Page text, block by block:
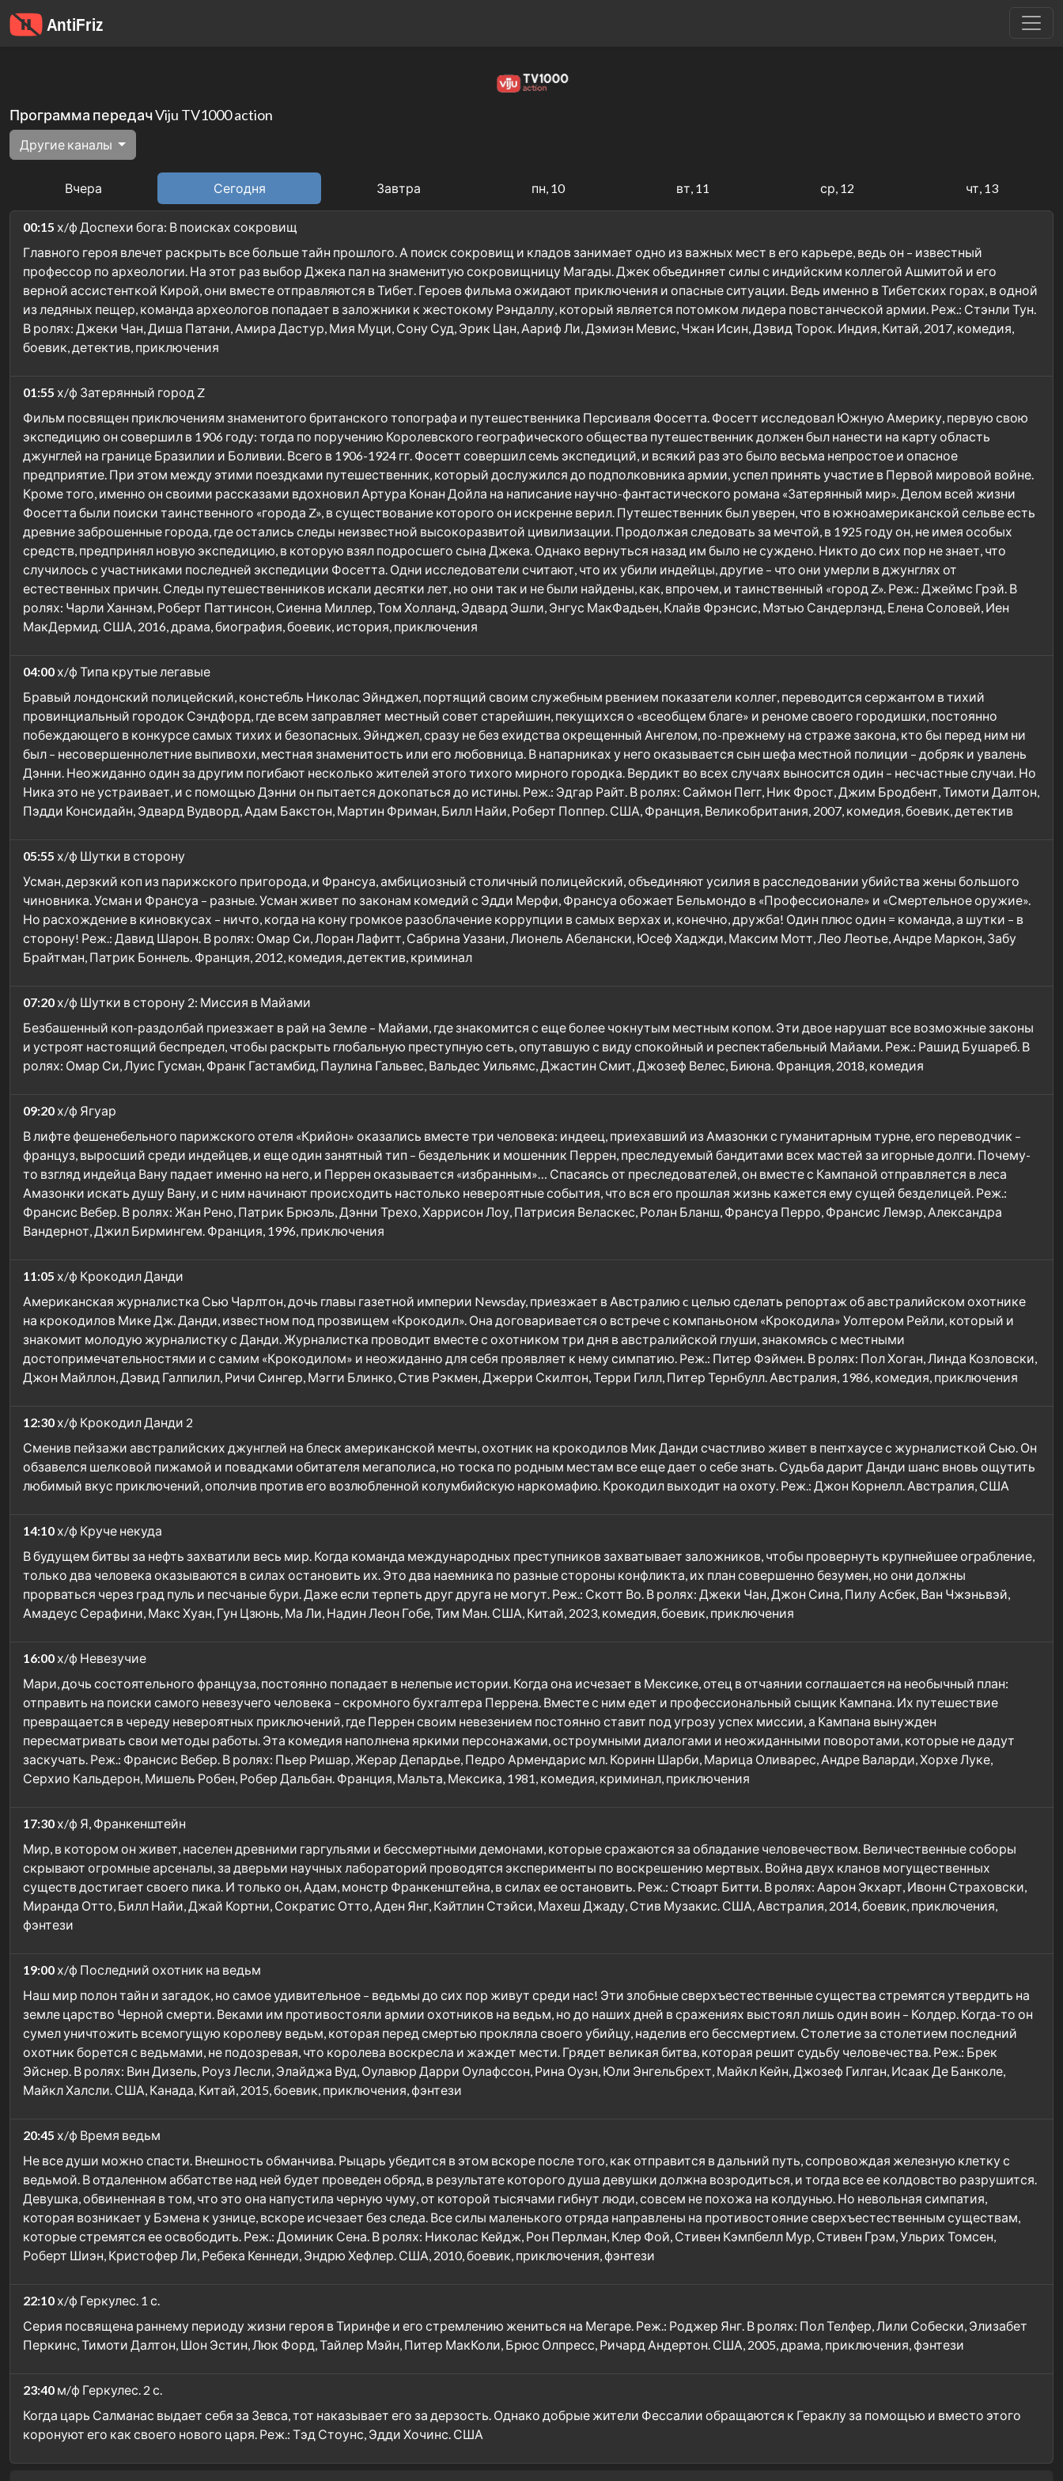
Программа передач Viju TV1000 action
Другие каналы
Вчера Сегодня Завтра пн, 10 вт, 11 ср, 12 чт, 13
00:15 х/ф Доспехи бога: В поисках сокровищ
Главного героя влечет раскрыть все больше тайн прошлого. А поиск сокровищ и кладов занимает одно из важных мест в его карьере, ведь он – известный
профессор по археологии. На этот раз выбор Джека пал на знаменитую сокровищницу Магады. Джек объединяет силы с индийским коллегой Ашмитой и его
верной ассистенткой Кирой, они вместе отправляются в Тибет. Героев фильма ожидают приключения и опасные ситуации. Ведь именно в Тибетских горах, в одной
из ледяных пещер, команда археологов попадает в заложники к жестокому Рэндаллу, который является потомком лидера повстанческой армии. Реж.: Стэнли Тун.
В ролях: Джеки Чан, Диша Патани, Амира Дастур, Мия Муци, Сону Суд, Эрик Цан, Аариф Ли, Дэмиэн Мевис, Чжан Исин, Дэвид Торок. Индия, Китай, 2017, комедия,
боевик, детектив, приключения
01:55 х/ф Затерянный город Z
Фильм посвящен приключениям знаменитого британского топографа и путешественника Персиваля Фосетта. Фосетт исследовал Южную Америку, первую свою
экспедицию он совершил в 1906 году: тогда по поручению Королевского географического общества путешественник должен был нанести на карту область
джунглей на границе Бразилии и Боливии. Всего в 1906-1924 гг. Фосетт совершил семь экспедиций, и всякий раз это было весьма непростое и опасное
предприятие. При этом между этими поездками путешественник, который дослужился до подполковника армии, успел принять участие в Первой мировой войне.
Кроме того, именно он своими рассказами вдохновил Артура Конан Дойла на написание научно-фантастического романа «Затерянный мир». Делом всей жизни
Фосетта были поиски таинственного «города Z», в существование которого он искренне верил. Путешественник был уверен, что в южноамериканской сельве есть
древние заброшенные города, где остались следы неизвестной высокоразвитой цивилизации. Продолжая следовать за мечтой, в 1925 году он, не имея особых
средств, предпринял новую экспедицию, в которую взял подросшего сына Джека. Однако вернуться назад им было не суждено. Никто до сих пор не знает, что
случилось с участниками последней экспедиции Фосетта. Одни исследователи считают, что их убили индейцы, другие – что они умерли в джунглях от
естественных причин. Следы путешественников искали десятки лет, но они так и не были найдены, как, впрочем, и таинственный «город Z». Реж.: Джеймс Грэй. В
ролях: Чарли Ханнэм, Роберт Паттинсон, Сиенна Миллер, Том Холланд, Эдвард Эшли, Энгус МакФадьен, Клайв Фрэнсис, Мэтью Сандерлэнд, Елена Соловей, Иен
МакДермид. США, 2016, драма, биография, боевик, история, приключения
04:00 х/ф Типа крутые легавые
Бравый лондонский полицейский, констебль Николас Эйнджел, портящий своим служебным рвением показатели коллег, переводится сержантом в тихий
провинциальный городок Сэндфорд, где всем заправляет местный совет старейшин, пекущихся о «всеобщем благе» и реноме своего городишки, постоянно
побеждающего в конкурсе самых тихих и безопасных. Эйнджел, сразу не без ехидства окрещенный Ангелом, по-прежнему на страже закона, кто бы перед ним ни
был – несовершеннолетние выпивохи, местная знаменитость или его любовница. В напарниках у него оказывается сын шефа местной полиции – добряк и увалень
Дэнни. Неожиданно один за другим погибают несколько жителей этого тихого мирного городка. Вердикт во всех случаях выносится один – несчастные случаи. Но
Ника это не устраивает, и с помощью Дэнни он пытается докопаться до истины. Реж.: Эдгар Райт. В ролях: Саймон Пегг, Ник Фрост, Джим Бродбент, Тимоти Далтон,
Пэдди Консидайн, Эдвард Вудворд, Адам Бакстон, Мартин Фриман, Билл Найи, Роберт Поппер. США, Франция, Великобритания, 2007, комедия, боевик, детектив
05:55 х/ф Шутки в сторону
Усман, дерзкий коп из парижского пригорода, и Франсуа, амбициозный столичный полицейский, объединяют усилия в расследовании убийства жены большого
чиновника. Усман и Франсуа – разные. Усман живет по законам комедий с Эдди Мерфи, Франсуа обожает Бельмондо в «Профессионале» и «Смертельное оружие».
Но расхождение в киновкусах – ничто, когда на кону громкое разоблачение коррупции в самых верхах и, конечно, дружба! Один плюс один = команда, а шутки – в
сторону! Реж.: Давид Шарон. В ролях: Омар Си, Лоран Лафитт, Сабрина Уазани, Лионель Абелански, Юсеф Хаджди, Максим Мотт, Лео Леотье, Андре Маркон, Забу
Брайтман, Патрик Боннель. Франция, 2012, комедия, детектив, криминал
07:20 х/ф Шутки в сторону 2: Миссия в Майами
Безбашенный коп-раздолбай приезжает в рай на Земле – Майами, где знакомится с еще более чокнутым местным копом. Эти двое нарушат все возможные законы
и устроят настоящий беспредел, чтобы раскрыть глобальную преступную сеть, опутавшую с виду спокойный и респектабельный Майами. Реж.: Рашид Бушареб. В
ролях: Омар Си, Луис Гусман, Франк Гастамбид, Паулина Гальвес, Вальдес Уильямс, Джастин Смит, Джозеф Велес, Биюна. Франция, 2018, комедия
09:20 х/ф Ягуар
В лифте фешенебельного парижского отеля «Крийон» оказались вместе три человека: индеец, приехавший из Амазонки с гуманитарным турне, его переводчик –
француз, выросший среди индейцев, и еще один занятный тип – бездельник и мошенник Перрен, преследуемый бандитами всех мастей за игорные долги. Почему-
то взгляд индейца Вану падает именно на него, и Перрен оказывается «избранным»… Спасаясь от преследователей, он вместе с Кампаной отправляется в леса
Амазонки искать душу Вану, и с ним начинают происходить настолько невероятные события, что вся его прошлая жизнь кажется ему сущей безделицей. Реж.:
Франсис Вебер. В ролях: Жан Рено, Патрик Брюэль, Дэнни Трехо, Харрисон Лоу, Патрисия Веласкес, Ролан Бланш, Франсуа Перро, Франсис Лемэр, Александра
Вандернот, Джил Бирмингем. Франция, 1996, приключения
11:05 х/ф Крокодил Данди
Американская журналистка Сью Чарлтон, дочь главы газетной империи Newsday, приезжает в Австралию c целью сделать репортаж об австралийском охотнике
на крокодилов Мике Дж. Данди, известном под прозвищем «Крокодил». Она договаривается о встрече с компаньоном «Крокодила» Уолтером Рейли, который и
знакомит молодую журналистку с Данди. Журналистка проводит вместе с охотником три дня в австралийской глуши, знакомясь с местными
достопримечательностями и с самим «Крокодилом» и неожиданно для себя проявляет к нему симпатию. Реж.: Питер Фэймен. В ролях: Пол Хоган, Линда Козловски,
Джон Майллон, Дэвид Галпилил, Ричи Сингер, Мэгги Блинко, Стив Рэкмен, Джерри Скилтон, Терри Гилл, Питер Тернбулл. Австралия, 1986, комедия, приключения
12:30 х/ф Крокодил Данди 2
Сменив пейзажи австралийских джунглей на блеск американской мечты, охотник на крокодилов Мик Данди счастливо живет в пентхаусе с журналисткой Сью. Он
обзавелся шелковой пижамой и повадками обитателя мегаполиса, но тоска по родным местам все еще дает о себе знать. Судьба дарит Данди шанс вновь ощутить
любимый вкус приключений, ополчив против его возлюбленной колумбийскую наркомафию. Крокодил выходит на охоту. Реж.: Джон Корнелл. Австралия, США
14:10 х/ф Круче некуда
В будущем битвы за нефть захватили весь мир. Когда команда международных преступников захватывает заложников, чтобы провернуть крупнейшее ограбление,
только два человека оказываются в силах остановить их. Это два наемника по разные стороны конфликта, их план совершенно безумен, но они должны
прорваться через град пуль и песчаные бури. Даже если терпеть друг друга не могут. Реж.: Скотт Во. В ролях: Джеки Чан, Джон Сина, Пилу Асбек, Ван Чжэньвэй,
Амадеус Серафини, Макс Хуан, Гун Цзюнь, Ма Ли, Надин Леон Гобе, Тим Ман. США, Китай, 2023, комедия, боевик, приключения
16:00 х/ф Невезучие
Мари, дочь состоятельного француза, постоянно попадает в нелепые истории. Когда она исчезает в Мексике, отец в отчаянии соглашается на необычный план:
отправить на поиски самого невезучего человека – скромного бухгалтера Перрена. Вместе с ним едет и профессиональный сыщик Кампана. Их путешествие
превращается в череду невероятных приключений, где Перрен своим невезением постоянно ставит под угрозу успех миссии, а Кампана вынужден
пересматривать свои методы работы. Эта комедия наполнена яркими персонажами, остроумными диалогами и неожиданными поворотами, которые не дадут
заскучать. Реж.: Франсис Вебер. В ролях: Пьер Ришар, Жерар Депардье, Педро Армендарис мл. Коринн Шарби, Марица Оливарес, Андре Валарди, Хорхе Луке,
Серхио Кальдерон, Мишель Робен, Робер Дальбан. Франция, Мальта, Мексика, 1981, комедия, криминал, приключения
17:30 х/ф Я, Франкенштейн
Мир, в котором он живет, населен древними гаргульями и бессмертными демонами, которые сражаются за обладание человечеством. Величественные соборы
скрывают огромные арсеналы, за дверьми научных лабораторий проводятся эксперименты по воскрешению мертвых. Война двух кланов могущественных
существ достигает своего пика. И только он, Адам, монстр Франкенштейна, в силах ее остановить. Реж.: Стюарт Битти. В ролях: Аарон Экхарт, Ивонн Страховски,
Миранда Отто, Билл Найи, Джай Кортни, Сократис Отто, Аден Янг, Кэйтлин Стэйси, Махеш Джаду, Стив Музакис. США, Австралия, 2014, боевик, приключения,
фэнтези
19:00 х/ф Последний охотник на ведьм
Наш мир полон тайн и загадок, но самое удивительное – ведьмы до сих пор живут среди нас! Эти злобные сверхъестественные существа стремятся утвердить на
земле царство Черной смерти. Веками им противостояли армии охотников на ведьм, но до наших дней в сражениях выстоял лишь один воин – Колдер. Когда-то он
сумел уничтожить всемогущую королеву ведьм, которая перед смертью прокляла своего убийцу, наделив его бессмертием. Столетие за столетием последний
охотник борется с ведьмами, не подозревая, что королева воскресла и жаждет мести. Грядет великая битва, которая решит судьбу человечества. Реж.: Брек
Эйснер. В ролях: Вин Дизель, Роуз Лесли, Элайджа Вуд, Оулавюр Дарри Оулафссон, Рина Оуэн, Юли Энгельбрехт, Майкл Кейн, Джозеф Гилган, Исаак Де Банколе,
Майкл Халсли. США, Канада, Китай, 2015, боевик, приключения, фэнтези
20:45 х/ф Время ведьм
Не все души можно спасти. Внешность обманчива. Рыцарь убедится в этом вскоре после того, как отправится в дальний путь, сопровождая железную клетку с
ведьмой. В отдаленном аббатстве над ней будет проведен обряд, в результате которого душа девушки должна возродиться, и тогда все ее колдовство разрушится.
Девушка, обвиненная в том, что это она напустила черную чуму, от которой тысячами гибнут люди, совсем не похожа на колдунью. Но невольная симпатия,
которая возникает у Бэмена к узнице, вскоре исчезает без следа. Все силы маленького отряда направлены на противостояние сверхъестественным существам,
которые стремятся ее освободить. Реж.: Доминик Сена. В ролях: Николас Кейдж, Рон Перлман, Клер Фой, Стивен Кэмпбелл Мур, Стивен Грэм, Ульрих Томсен,
Роберт Шиэн, Кристофер Ли, Ребека Кеннеди, Эндрю Хефлер. США, 2010, боевик, приключения, фэнтези
22:10 х/ф Геркулес. 1 с.
Серия посвящена раннему периоду жизни героя в Тиринфе и его стремлению жениться на Мегаре. Реж.: Роджер Янг. В ролях: Пол Телфер, Лили Собески, Элизабет
Перкинс, Тимоти Далтон, Шон Эстин, Люк Форд, Тайлер Мэйн, Питер МакКоли, Брюс Олпресс, Ричард Андертон. США, 2005, драма, приключения, фэнтези
23:40 м/ф Геркулес. 2 с.
Когда царь Салманас выдает себя за Зевса, тот наказывает его за дерзость. Однако добрые жители Фессалии обращаются к Гераклу за помощью и вместо этого
коронуют его как своего нового царя. Реж.: Тэд Стоунс, Эдди Хочинс. США